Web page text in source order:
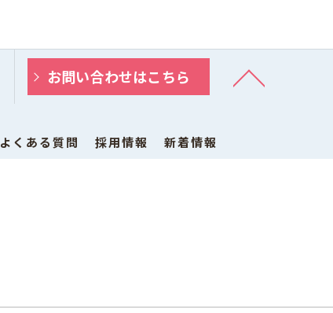
お問い合わせはこちら
よくある質問 採用情報
新着情報